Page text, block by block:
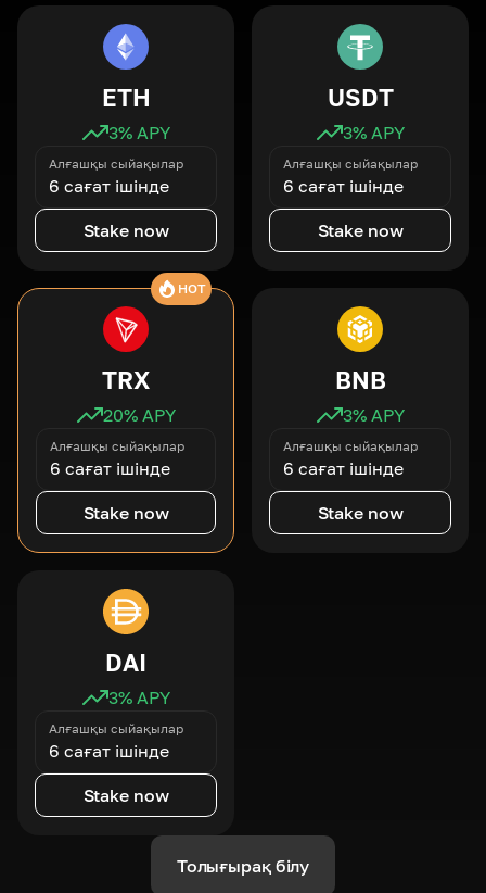
ETH
3% APY
Алғашқы сыйақылар
6 сағат ішінде
Stake now
USDT
3% APY
Алғашқы сыйақылар
6 сағат ішінде
Stake now
HOT
TRX
20% APY
Алғашқы сыйақылар
6 сағат ішінде
Stake now
BNB
3% APY
Алғашқы сыйақылар
6 сағат ішінде
Stake now
DAI
3% APY
Алғашқы сыйақылар
6 сағат ішінде
Stake now
Толығырақ білу